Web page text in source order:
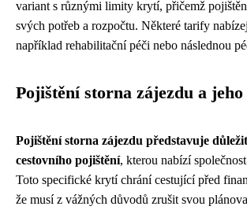
variant s různými limity krytí, přičemž
svých potřeb a rozpočtu. Některé tarify
například rehabilitační péči nebo následnou
Pojištění storna zájezdu a
Pojištění storna zájezdu představuje
cestovního pojištění, kterou nabízí
Toto specifické krytí chrání cestující před
že musí z vážných důvodů zrušit svou